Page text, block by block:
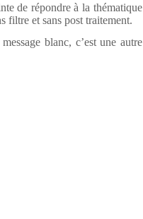
de répondre à la thématique
filtre et sans post traitement.
blanc, c’est une autre